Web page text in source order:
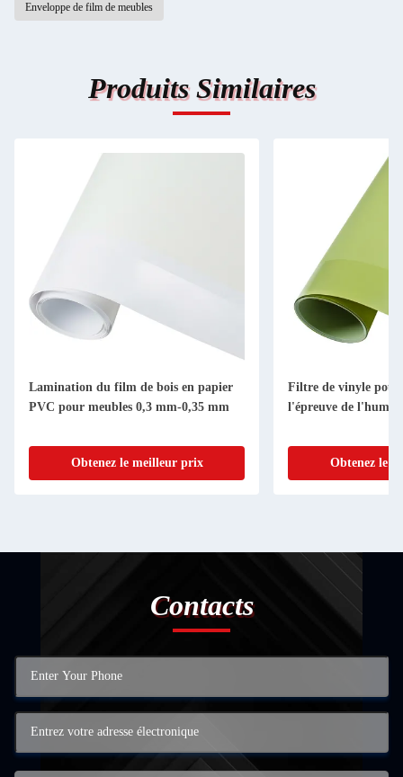
Enveloppe de film de meubles
Produits Similaires
Lamination du film de bois en papier
PVC pour meubles 0,3 mm-0,35 mm
Obtenez le meilleur prix
Filtre de vinyle pour
l'épreuve de
Obtenez le
Contacts